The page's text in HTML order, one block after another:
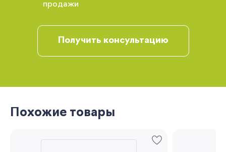
продажи
Получить консультацию
Похожие товары
Запомнить меня